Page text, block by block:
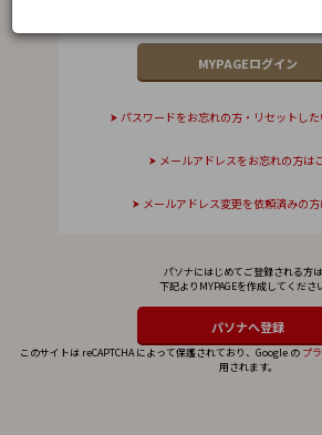
パスワードをお忘れの方・リセットし
メールアドレスをお忘れの方は
メールアドレス変更を依頼済みの
パソナにはじめてご登録される方は
下記よりMYPAGEを作成してくださ
このサイトは reCAPTCHA によって保護されており、Google の プ
用されます。